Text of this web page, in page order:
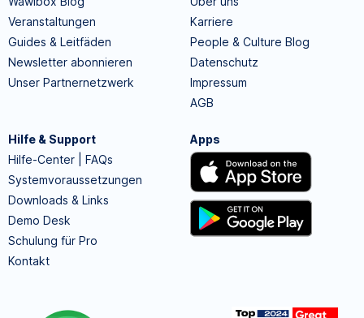
Veranstaltungen
Guides & Leitfäden
Newsletter abonnieren
Unser Partnernetzwerk
Karriere
People & Culture Blog
Datenschutz
Impressum
AGB
Hilfe & Support
Hilfe-Center | FAQs
Systemvoraussetzungen
Downloads & Links
Demo Desk
Schulung für Pro
Kontakt
Apps